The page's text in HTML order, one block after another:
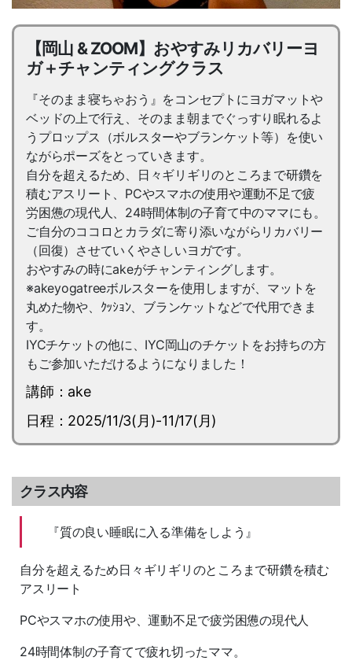
【岡山 & ZOOM】おやすみリカバリーヨ
ガ＋チャンティングクラス
『そのまま寝ちゃおう』をコンセプトにヨガマットや
ベッドの上で行え、そのまま朝までぐっすり眠れるよ
うプロップス（ボルスターやブランケット等）を使い
ながらポーズをとっていきます。
自分を超えるため、日々ギリギリのところまで研鑽を
積むアスリート、PCやスマホの使用や運動不足で疲
労困憊の現代人、24時間体制の子育て中のママにも。
ご自分のココロとカラダに寄り添いながらリカバリー
（回復）させていくやさしいヨガです。
おやすみの時にakeがチャンティングします。
※akeyogatreeボルスターを使用しますが、マットを
丸めた物や、ｸｯｼｮﾝ、ブランケットなどで代用できま
す。
IYCチケットの他に、IYC岡山のチケットをお持ちの方
もご参加いただけるようになりました！
講師：ake
日程：2025/11/3(月)-11/17(月)
クラス内容
『質の良い睡眠に入る準備をしよう』
自分を超えるため日々ギリギリのところまで研鑽を積む
アスリート
PCやスマホの使用や、運動不足で疲労困憊の現代人
24時間体制の子育てで疲れ切ったママ。